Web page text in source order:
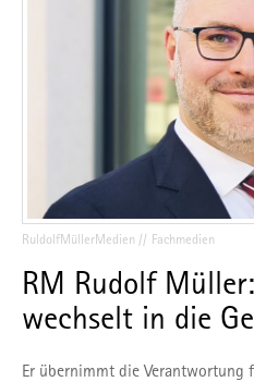
RuldolfMüllerMedien Fachmedien
RM Rudolf
wechselt in die
Er übernimmt die Verantwortung